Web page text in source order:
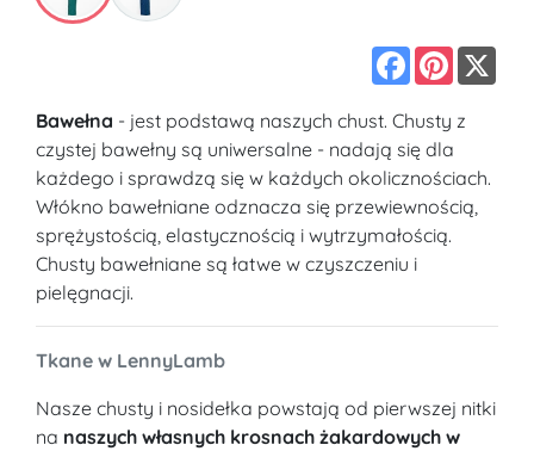
Facebook
Pinterest
Bawełna - jest podstawą naszych chust. Chusty z
czystej bawełny są uniwersalne - nadają się dla
każdego i sprawdzą się w każdych okolicznościach.
Włókno bawełniane odznacza się przewiewnością,
sprężystością, elastycznością i wytrzymałością.
Chusty bawełniane są łatwe w czyszczeniu i
pielęgnacji.
Tkane w LennyLamb
Nasze chusty i nosidełka powstają od pierwszej nitki
na naszych własnych krosnach żakardowych w